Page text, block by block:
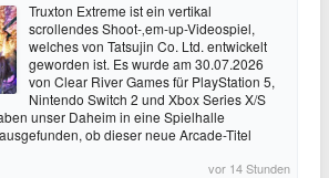
Truxton Extreme ist ein vertikal
scrollendes Shoot-‚em-up-Videospiel,
welches von Tatsujin Co. Ltd. entwickelt
geworden ist. Es wurde am 30.07.2026
von Clear River Games für PlayStation 5,
Nintendo Switch 2 und Xbox Series X/S
unser Daheim in eine Spielhalle
ob dieser neue Arcade-Titel
vor 14 Stunden